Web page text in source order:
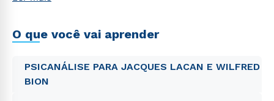
O que você vai aprender
PSICANÁLISE PARA JACQUES LACAN E WILFRED
BION